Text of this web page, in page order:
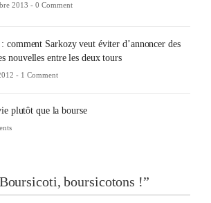
2013 - 0 Comment
comment Sarkozy veut éviter d’annoncer des
nouvelles entre les deux tours
- 1 Comment
plutôt que la bourse
boursicotons !”